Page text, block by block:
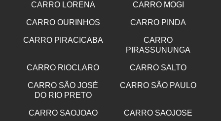
CARRO LORENA CARRO MOGI
CARRO OURINHOS CARRO PINDA
CARRO PIRACICABA
CARRO
PIRASSUNUNGA
CARRO RIOCLARO CARRO SALTO
CARRO SÃO JOSÉ
DO RIO PRETO
CARRO SÃO PAULO
CARRO SAOJOAO CARRO SAOJOSE